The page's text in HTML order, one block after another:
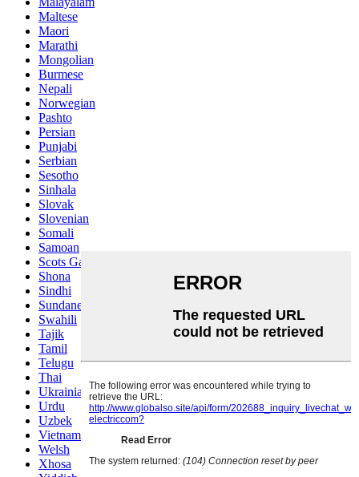
Maltese
Maori
Marathi
Mongolian
Burmese
Nepali
Norwegian
Pashto
Persian
Punjabi
Serbian
Sesotho
Sinhala
Slovak
Slovenian
Somali
Samoan
Scots Gaelic
Shona
Sindhi
Sundanese
Swahili
Tajik
Tamil
Telugu
Thai
Ukrainian
Urdu
Uzbek
Vietnamese
Welsh
Xhosa